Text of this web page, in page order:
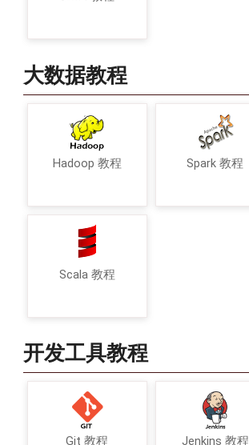
大数据教程
Hadoop 教程 Spark 教程
Scala 教程
开发工具教程
Git 教程 Jenkins 教程